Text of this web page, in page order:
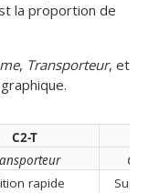
la proportion de
, Transporteur, et
C2-T
rapide
Super